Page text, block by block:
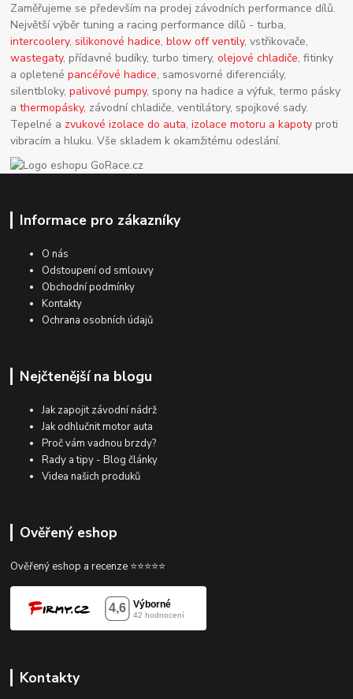
Zaměřujeme se především na prodej závodních performance dílů.
Největší výběr tuning a racing performance dílů - turba,
intercoolery,silikonové hadice,blow off ventily, vstřikovače,
wastegaty, přídavné budíky, turbo timery,olejové chladiče, fitinky
a opletenépancéřové hadice, samosvorné diferenciály,
silentbloky,palivové pumpy, spony na hadice a výfuk, termo pásky
athermopásky, závodní chladiče, ventilátory, spojkové sady.
Tepelné a zvukové izolace do auta,izolace motoru a kapoty proti
vibracím a hluku. Vše skladem k okamžitému odeslání.
Informace pro zákazníky
O nás
Odstoupení od smlouvy
Obchodní podmínky
Kontakty
Ochrana osobních údajů
Nejčtenější na blogu
Jak zapojit závodní nádrž
Jak odhlučnit motor auta
Proč vám vadnou brzdy?
Rady a tipy - Blog články
Videa našich produků
Ověřený eshop
Ověřený eshop a recenze ⭐⭐⭐⭐⭐
Kontakty